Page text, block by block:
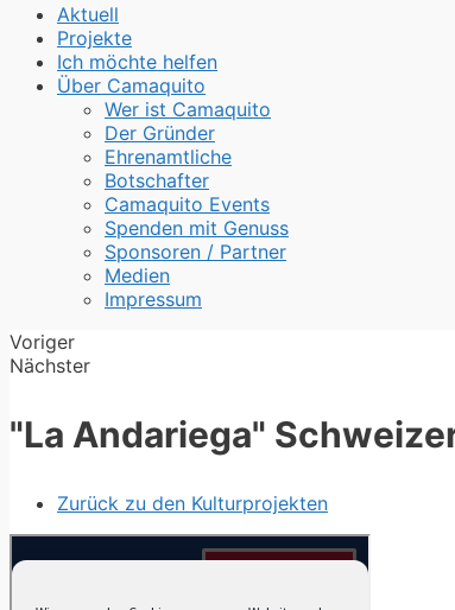
Aktuell
Projekte
Ich möchte helfen
Über Camaquito
Wer ist Camaquito
Der Gründer
Ehrenamtliche
Botschafter
Camaquito Events
Spenden mit Genuss
Sponsoren / Partner
Medien
Impressum
Voriger
Nächster
"La Andariega"
Zurück zu den Kulturprojekten